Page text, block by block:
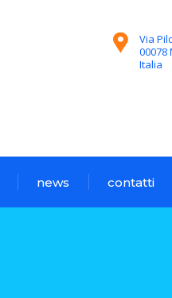
Via
00078
Italia
news contatti